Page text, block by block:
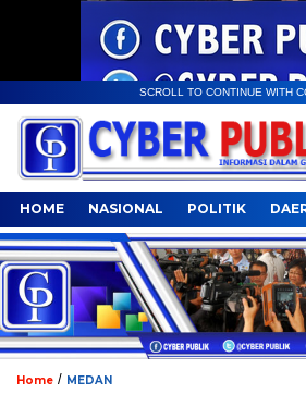
SCROLL TO CONTINUE WITH
HOME NASIONAL POLITIK
Home / MEDAN